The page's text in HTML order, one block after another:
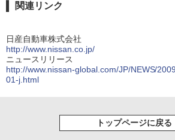
関連リンク
日産自動車株式会社
http://www.nissan.co.jp/
ニュースリリース
http://www.nissan-global.com/JP/NEWS/
01-j.html
トップページに戻る